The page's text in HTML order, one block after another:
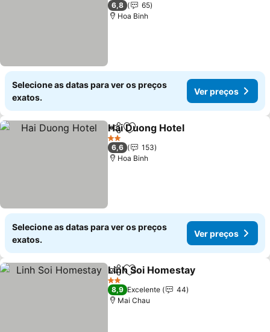
6,8
65
Hoa Binh
Selecione as datas para ver os preços
exatos.
Ver preços
PartilharAdicionar aos favoritos
Hai Duong Hotel
2 Estrelas
6,6
153
Hoa Binh
Selecione as datas para ver os preços
exatos.
Ver preços
PartilharAdicionar aos favoritos
Linh Soi Homestay
2 Estrelas
8,9 Excelente
44
Mai Chau